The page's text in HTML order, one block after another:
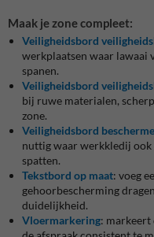
Maak je zone compleet:
Veiligheidsbord
werkplaatsen waar lawaai
spanen.
Veiligheidsbord
bij ruwe materialen,
zone.
Veiligheidsbord
nuttig waar werkkledij
spatten.
Tekstbord op maat: voeg
gehoorbescherming
duidelijkheid.
Vloermarkering: markeert